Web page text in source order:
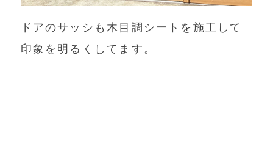
ドアのサッシも木目調シートを施工して
印象を明るくしてます。